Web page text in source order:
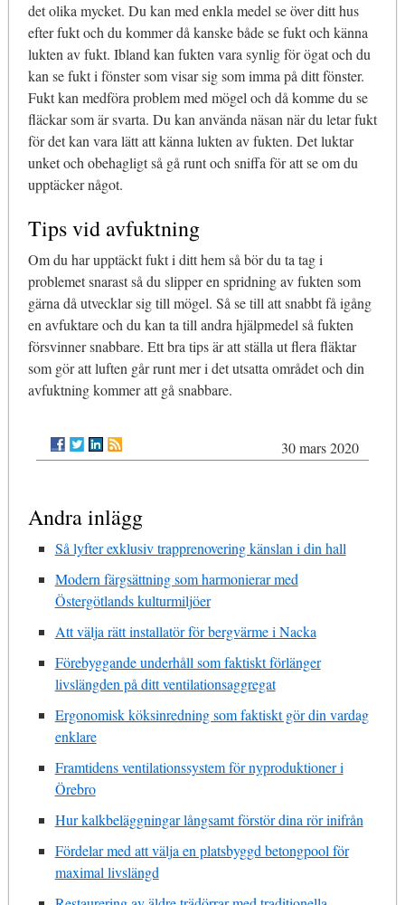
det olika mycket. Du kan med enkla medel se över ditt hus
efter fukt och du kommer då kanske både se fukt och känna
lukten av fukt. Ibland kan fukten vara synlig för ögat och du
kan se fukt i fönster som visar sig som imma på ditt fönster.
Fukt kan medföra problem med mögel och då komme du se
fläckar som är svarta. Du kan använda näsan när du letar fukt
för det kan vara lätt att känna lukten av fukten. Det luktar
unket och obehagligt så gå runt och sniffa för att se om du
upptäcker något.
Tips vid avfuktning
Om du har upptäckt fukt i ditt hem så bör du ta tag i
problemet snarast så du slipper en spridning av fukten som
gärna då utvecklar sig till mögel. Så se till att snabbt få igång
en avfuktare och du kan ta till andra hjälpmedel så fukten
försvinner snabbare. Ett bra tips är att ställa ut flera fläktar
som gör att luften går runt mer i det utsatta området och din
avfuktning kommer att gå snabbare.
30 mars 2020
Andra inlägg
Så lyfter exklusiv trapprenovering känslan i din hall
Modern färgsättning som harmonierar med
Östergötlands kulturmiljöer
Att välja rätt installatör för bergvärme i Nacka
Förebyggande underhåll som faktiskt förlänger
livslängden på ditt ventilationsaggregat
Ergonomisk köksinredning som faktiskt gör din vardag
enklare
Framtidens ventilationssystem för nyproduktioner i
Örebro
Hur kalkbeläggningar långsamt förstör dina rör inifrån
Fördelar med att välja en platsbyggd betongpool för
maximal livslängd